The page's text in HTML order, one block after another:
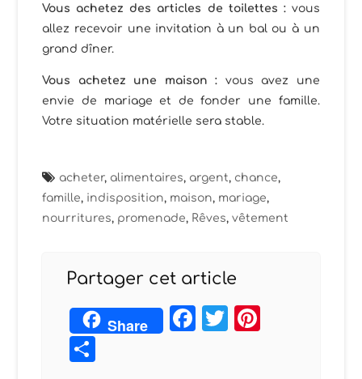
Vous achetez des articles de toilettes : vous
allez recevoir une invitation à un bal ou à un
grand dîner.
Vous achetez une maison : vous avez une
envie de mariage et de fonder une famille.
Votre situation matérielle sera stable.
acheter, alimentaires, argent, chance,
famille, indisposition, maison, mariage,
nourritures, promenade, Rêves,vêtement
Partager cet article
Share Facebook
Twitter